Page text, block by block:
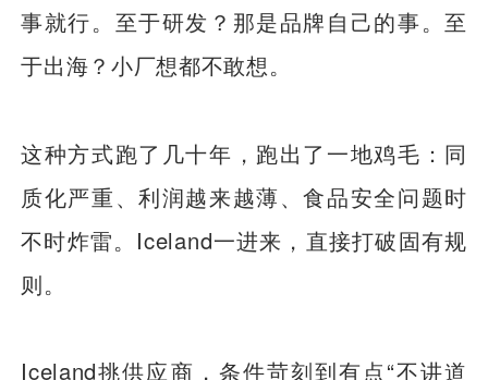
事就行。至于研发？那是品牌自己的事。至
于出海？小厂想都不敢想。
这种方式跑了几十年，跑出了一地鸡毛：同
质化严重、利润越来越薄、食品安全问题时
不时炸雷。Iceland一进来，直接打破固有规
则。
Iceland挑供应商，条件苛刻到有点“不讲道